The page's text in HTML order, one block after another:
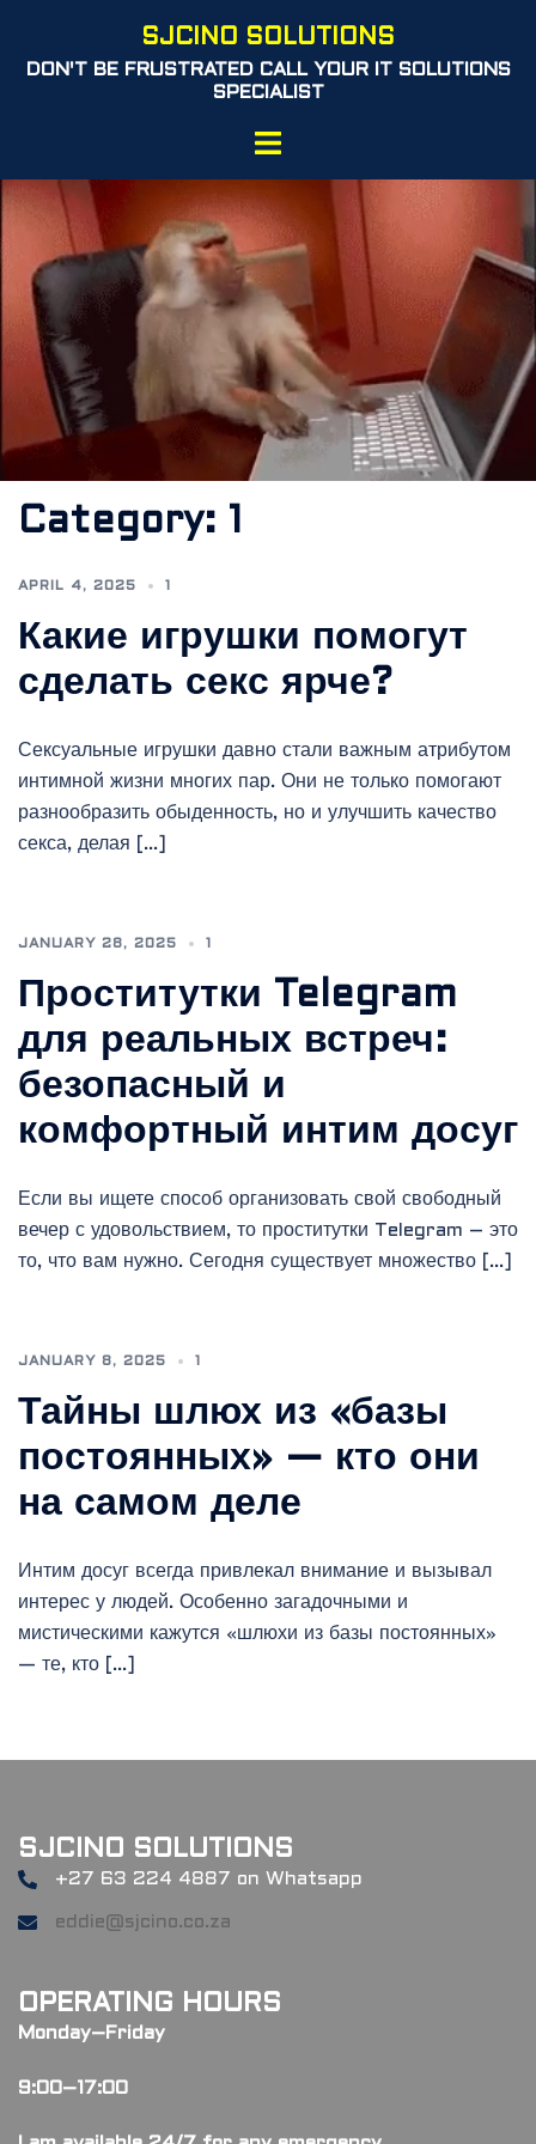
content
SJCINO SOLUTIONS
DON'T BE FRUSTRATED CALL YOUR IT SOLUTIONS
SPECIALIST
Toggle
Category: 1
APRIL 4, 2025 1
Какие игрушки помогут
сделать секс ярче?
Сексуальные игрушки давно стали важным атрибутом
интимной жизни многих пар. Они не только помогают
разнообразить обыденность, но и улучшить качество
секса, делая […]
JANUARY 28, 2025 1
Проститутки Telegram
для реальных встреч:
безопасный и
комфортный интим досуг
Если вы ищете способ организовать свой свободный
вечер с удовольствием, то проститутки Telegram – это
то, что вам нужно. Сегодня существует множество […]
JANUARY 8, 2025 1
Тайны шлюх из «базы
постоянных» — кто они
на самом деле
Интим досуг всегда привлекал внимание и вызывал
интерес у людей. Особенно загадочными и
мистическими кажутся «шлюхи из базы постоянных»
— те, кто […]
SJCINO SOLUTIONS
+27 63 224 4887 on Whatsapp
eddie@sjcino.co.za
OPERATING HOURS
Monday–Friday
9:00–17:00